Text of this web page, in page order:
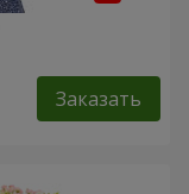
Заказать